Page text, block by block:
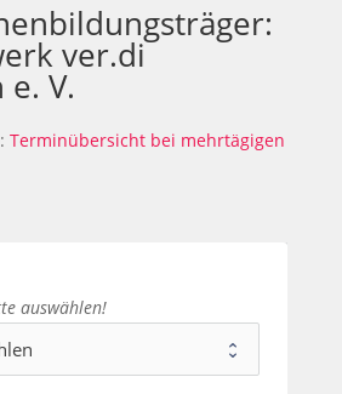
ver.di
V.
Terminübersicht bei mehrtägigen
auswählen!